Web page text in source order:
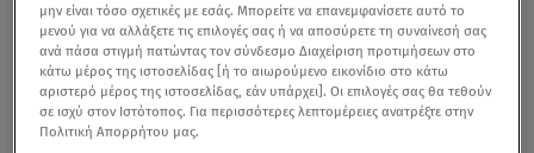
μην είναι τόσο σχετικές με εσάς. Μπορείτε να επανεμφανίσετε αυτό το
μενού για να αλλάξετε τις επιλογές σας ή να αποσύρετε τη συναίνεσή σας
ανά πάσα στιγμή πατώντας τον σύνδεσμο Διαχείριση προτιμήσεων στο
κάτω μέρος της ιστοσελίδας [ή το αιωρούμενο εικονίδιο στο κάτω
αριστερό μέρος της ιστοσελίδας, εάν υπάρχει]. Οι επιλογές σας θα τεθούν
σε ισχύ στον Ιστότοπος. Για περισσότερες λεπτομέρειες ανατρέξτε στην
Πολιτική Απορρήτου μας.